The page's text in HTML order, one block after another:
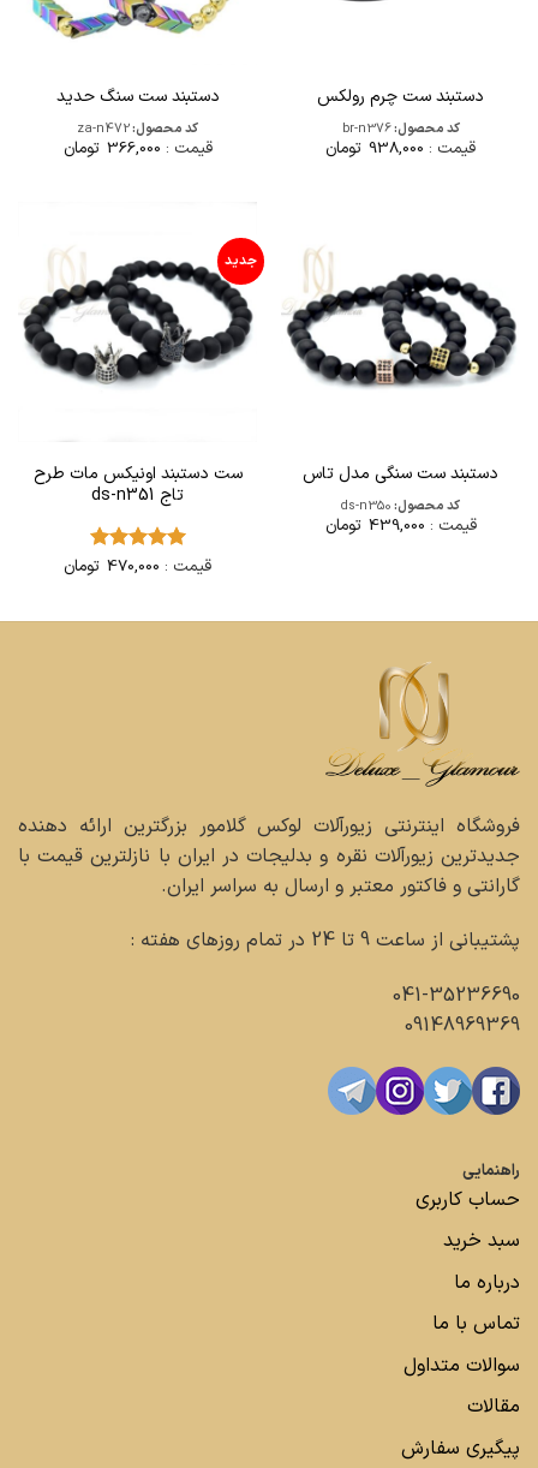
دستبند ست چرم رولکس
کد محصول:br-n376
قیمت : 938,000 تومان
دستبند ست سنگ حدید
کد محصول:za-n472
قیمت : 366,000 تومان
دستبند ست سنگی مدل تاس
کد محصول:ds-n350
قیمت : 439,000 تومان
جدید
ست دستبند اونیکس مات طرح
تاج ds-n351
امتیاز5از
قیمت : 470,000 تومان
فروشگاه اینترنتی زیورآلات لوکس گلامور بزرگترین ارائه دهنده
جدیدترین زیورآلات نقره و بدلیجات در ایران با نازلترین قیمت با
گارانتی و فاکتور معتبر و ارسال به سراسر ایران.
پشتیبانی از ساعت 9 تا 24 در تمام روزهای هفته :
041-35236690
09148969369
راهنمایی
حساب کاربری
سبد خرید
درباره ما
تماس با ما
سوالات متداول
مقالات
پیگیری سفارش